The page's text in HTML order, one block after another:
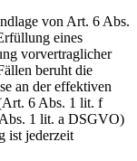
von Art. 6 Abs.
eines
vorvertraglicher
beruht die
an der effektiven
6 Abs. 1 lit. f
1 lit. a DSGVO)
ist jederzeit